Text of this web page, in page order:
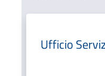
Ufficio